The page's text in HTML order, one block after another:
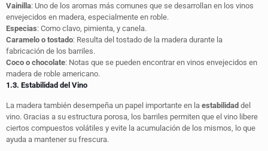
Vainilla: Uno de los aromas más comunes que se desarrollan en los vinos
envejecidos en madera, especialmente en roble.
Especias: Como clavo, pimienta, y canela.
Caramelo o tostado: Resulta del tostado de la madera durante la
fabricación de los barriles.
Coco o chocolate: Notas que se pueden encontrar en vinos envejecidos en
madera de roble americano.
1.3. Estabilidad del Vino
La madera también desempeña un papel importante en la estabilidad del
vino. Gracias a su estructura porosa, los barriles permiten que el vino libere
ciertos compuestos volátiles y evite la acumulación de los mismos, lo que
ayuda a mantener su frescura.